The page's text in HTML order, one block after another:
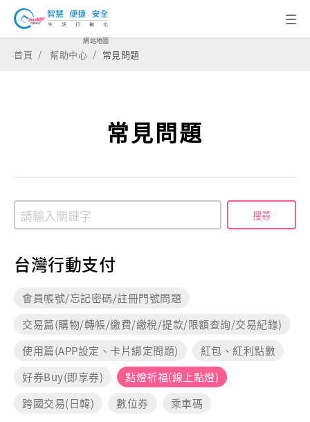
網站地圖
首頁 幫助中心 常見問題
常見問題
台灣行動支付
會員帳號/忘記密碼/註冊門號問題
交易篇(購物/轉帳/繳費/繳稅/提款/限額查詢/交易紀錄)
使用篇(APP設定、卡片綁定問題)
紅包、紅利點數
好券Buy(即享券)
點燈祈福(線上點燈)
跨國交易(日韓)
數位券 乘車碼